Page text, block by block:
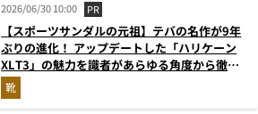
2026/06/30 10:00 PR
【スポーツサンダルの元祖】テバの名作が9年
ぶりの進化！ アップデートした「ハリケーン
XLT3」の魅力を識者があらゆる角度から徹底
解説！
靴